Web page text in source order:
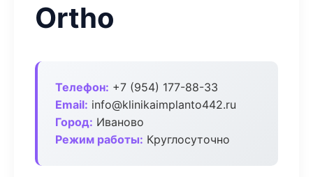
Ortho
Телефон: +7 (954) 177-88-33
Email: info@klinikaimplanto442.ru
Город: Иваново
Режим работы: Круглосуточно